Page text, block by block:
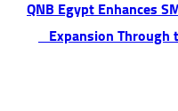
QNB Egypt Enhances
Expansion Through